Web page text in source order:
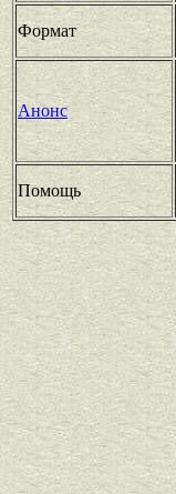
Формат
Анонс
Помощь